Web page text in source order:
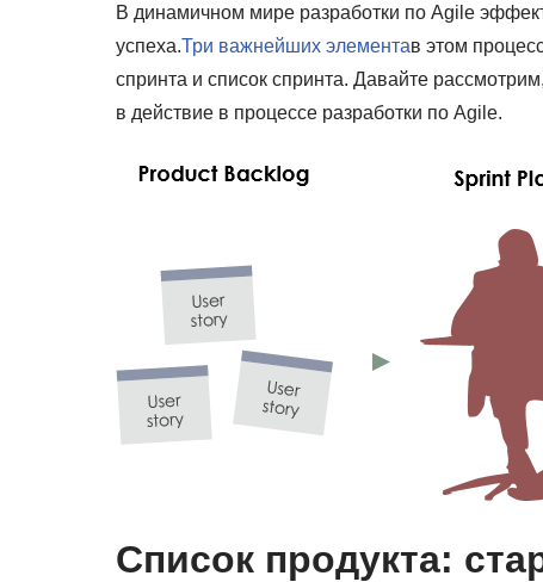
В динамичном мире разработки по Agile
успеха.Три важнейших элементав этом
спринта и список спринта. Давайте
в действие в процессе разработки по Agile.
Список продукта: